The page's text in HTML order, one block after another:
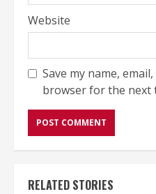
Website
Save my name,
browser for the next
RELATED STORIES